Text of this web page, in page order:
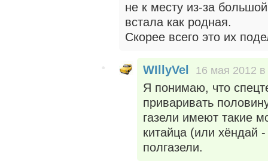
не к месту из-за
встала как родная.
Скорее всего это их
WIllyVel 16 мая 2012 в
Я понимаю, что
приваривать
газели имеют такие
китайца (или хёндай
полгазели.